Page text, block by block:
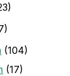
(104)
(17)